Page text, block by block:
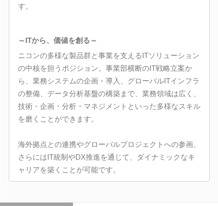
す。
～ITから、価値を創る～
ニコンの多様な製品群と事業を支えるITソリューション
の中核を担うポジション。事業部横断のIT戦略立案か
ら、業務システムの企画・導入、グローバルITインフラ
の整備、データ分析基盤の構築まで、業務領域は広く、
技術・企画・分析・マネジメントといった多様なスキル
を磨くことができます。
海外拠点との連携やグローバルプロジェクトへの参画、
さらにはIT統制やDX推進を通じて、ダイナミックなキ
ャリアを築くことが可能です。